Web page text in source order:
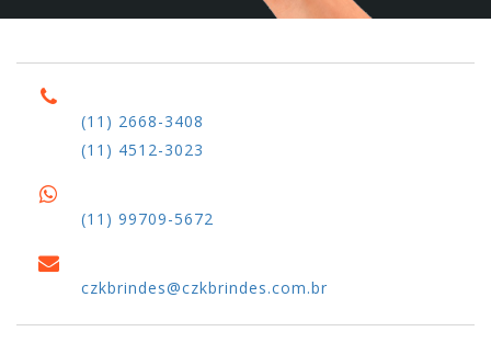
(11) 2668-3408
(11) 4512-3023
(11) 99709-5672
czkbrindes@czkbrindes.com.br